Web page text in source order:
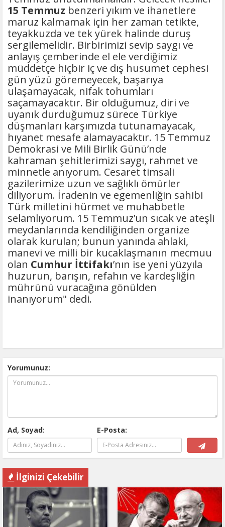
15 Temmuz benzeri yıkım ve ihanetlere
maruz kalmamak için her zaman tetikte,
teyakkuzda ve tek yürek halinde duruş
sergilemelidir. Birbirimizi sevip saygı ve
anlayış çemberinde el ele verdiğimiz
müddetçe hiçbir iç ve dış husumet cephesi
gün yüzü göremeyecek, başarıya
ulaşamayacak, nifak tohumları
saçamayacaktır. Bir olduğumuz, diri ve
uyanık durduğumuz sürece Türkiye
düşmanları karşımızda tutunamayacak,
hıyanet mesafe alamayacaktır. 15 Temmuz
Demokrasi ve Mili Birlik Günü’nde
kahraman şehitlerimizi saygı, rahmet ve
minnetle anıyorum. Cesaret timsali
gazilerimize uzun ve sağlıklı ömürler
diliyorum. İradenin ve egemenliğin sahibi
Türk milletini hürmet ve muhabbetle
selamlıyorum. 15 Temmuz’un sıcak ve ateşli
meydanlarında kendiliğinden organize
olarak kurulan; bunun yanında ahlaki,
manevi ve milli bir kucaklaşmanın mecmuu
olan Cumhur İttifakı’nın ise yeni yüzyıla
huzurun, barışın, refahın ve kardeşliğin
mührünü vuracağına gönülden
inanıyorum" dedi.
Yorumunuz:
Ad, Soyad: E-Posta:
İlginizi Çekebilir